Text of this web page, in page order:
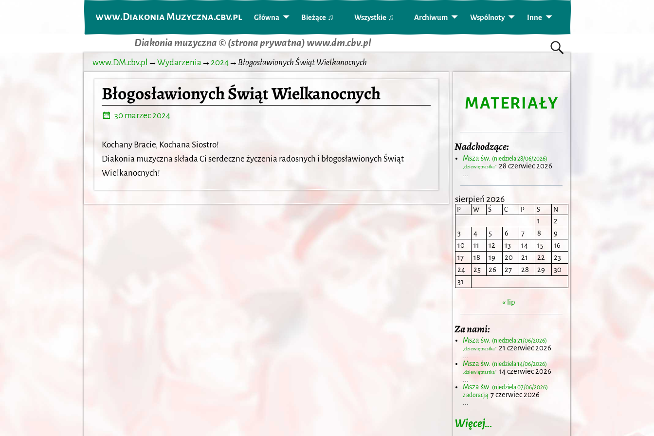
www.Diakonia Muzyczna.cbv.pl Główna Bieżące ♫ Wszystkie ♫ Archiwum Wspólnoty Inne
Diakonia muzyczna © (strona prywatna) www.dm.cbv.pl
www.DM.cbv.pl → Wydarzenia → 2024→ Błogosławionych Świąt Wielkanocnych
Błogosławionych Świąt Wielkanocnych
30 marzec 2024
Kochany Bracie, Kochana Siostro!
Diakonia muzyczna składa Ci serdeczne życzenia radosnych i błogosławionych Świąt
Wielkanocnych!
MATERIAŁY
Nadchodzące:
Msza św. (niedziela 28/06/2026)
„dziewiętnastka” 28 czerwiec 2026
sierpień 2026
P W Ś C P S N
1
2
3
4 5 6 7 8
9
10
11 12 13 14 15
16
17
18 19 20 21 22
23
24
25 26 27 28 29
30
31
« lip
Za nami:
Msza św. (niedziela 21/06/2026)
„dziewiętnastka” 21 czerwiec 2026
Msza św. (niedziela 14/06/2026)
„dziewiętnastka” 14 czerwiec 2026
Msza św. (niedziela 07/06/2026)
z adoracją 7 czerwiec 2026
Więcej…